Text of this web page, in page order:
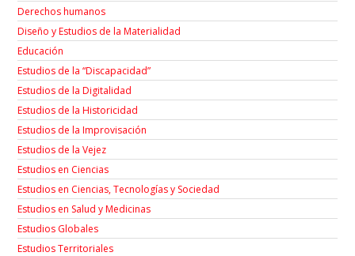
Derechos humanos
Diseño y Estudios de la Materialidad
Educación
Estudios de la “Discapacidad”
Estudios de la Digitalidad
Estudios de la Historicidad
Estudios de la Improvisación
Estudios de la Vejez
Estudios en Ciencias
Estudios en Ciencias, Tecnologías y Sociedad
Estudios en Salud y Medicinas
Estudios Globales
Estudios Territoriales